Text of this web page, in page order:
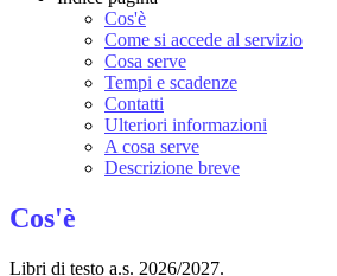
Cos'è
Come si accede al servizio
Cosa serve
Tempi e scadenze
Contatti
Ulteriori informazioni
A cosa serve
Descrizione breve
Cos'è
Libri di testo a.s. 2026/2027.